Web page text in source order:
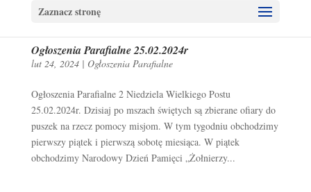
Zaznacz stronę
Ogłoszenia Parafialne 25.02.2024r
lut 24, 2024| Ogłoszenia Parafialne
Ogłoszenia Parafialne 2 Niedziela Wielkiego Postu
25.02.2024r. Dzisiaj po mszach świętych są zbierane ofiary do
puszek na rzecz pomocy misjom. W tym tygodniu obchodzimy
pierwszy piątek i pierwszą sobotę miesiąca. W piątek
obchodzimy Narodowy Dzień Pamięci „Żołnierzy...